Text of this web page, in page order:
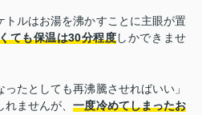
トルはお湯を沸かすことに主眼が置
ても保温は30分程度しかできませ
ったとしても再沸騰させればいい」
れませんが、一度冷めてしまったお